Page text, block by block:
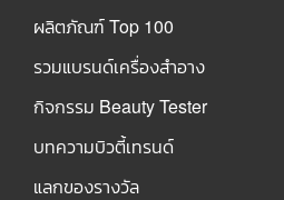
ผลิตภัณฑ์ Top 100
รวมแบรนด์เครื่องสำอาง
กิจกรรม Beauty Tester
บทความบิวตี้เทรนด์
แลกของรางวัล